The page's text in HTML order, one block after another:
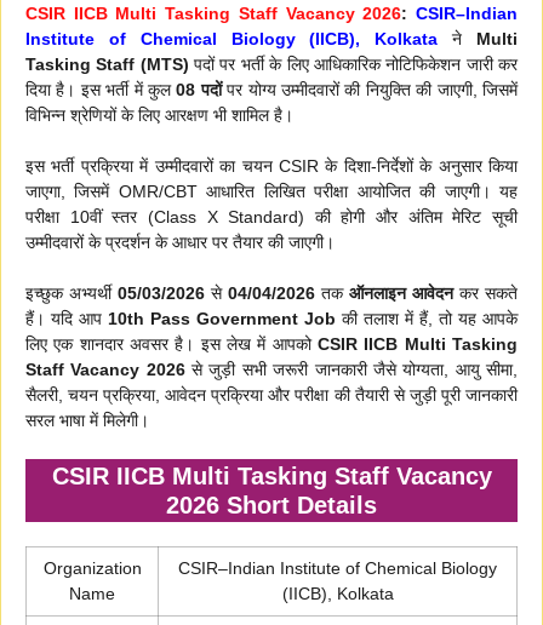
CSIR IICB Multi Tasking Staff Vacancy 2026: CSIR–Indian
Institute of Chemical Biology (IICB), Kolkata ने Multi
Tasking Staff (MTS) पदों पर भर्ती के लिए आधिकारिक नोटिफिकेशन जारी कर
दिया है। इस भर्ती में कुल08 पदोंपर योग्य उम्मीदवारों की नियुक्ति की जाएगी, जिसमें
विभिन्न श्रेणियों के लिए आरक्षण भी शामिल है।
इस भर्ती प्रक्रिया में उम्मीदवारों का चयन CSIR के दिशा-निर्देशों के अनुसार किया
जाएगा, जिसमें OMR/CBT आधारित लिखित परीक्षा आयोजित की जाएगी। यह
परीक्षा 10वीं स्तर (Class X Standard) की होगी और अंतिम मेरिट सूची
उम्मीदवारों के प्रदर्शन के आधार पर तैयार की जाएगी।
इच्छुक अभ्यर्थी 05/03/2026 से 04/04/2026 तक ऑनलाइन आवेदनकर सकते
हैं। यदि आप 10th Pass Government Job की तलाश में हैं, तो यह आपके
लिए एक शानदार अवसर है। इस लेख में आपको CSIR IICB Multi Tasking
Staff Vacancy 2026से जुड़ी सभी जरूरी जानकारी जैसे योग्यता, आयु सीमा,
सैलरी, चयन प्रक्रिया, आवेदन प्रक्रिया और परीक्षा की तैयारी से जुड़ी पूरी जानकारी
सरल भाषा में मिलेगी।
CSIR IICB Multi Tasking Staff Vacancy
2026 Short Details
Organization
Name
CSIR–Indian Institute of Chemical Biology
(IICB), Kolkata